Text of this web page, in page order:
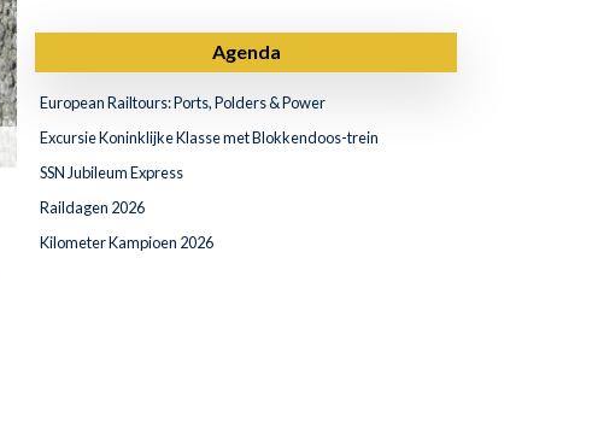
Agenda
European Railtours: Ports, Polders & Power
Excursie Koninklijke Klasse met Blokkendoos-trein
SSN Jubileum Express
Raildagen 2026
Kilometer Kampioen 2026